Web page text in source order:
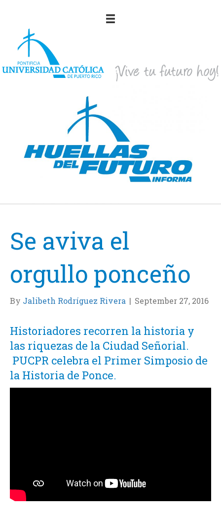
Se aviva el
orgullo ponceño
By Jalibeth Rodríguez Rivera | September 27, 2016
Historiadores recorren la historia y
las riquezas de la Ciudad Señorial.
PUCPR celebra el Primer Simposio de
la Historia de Ponce.